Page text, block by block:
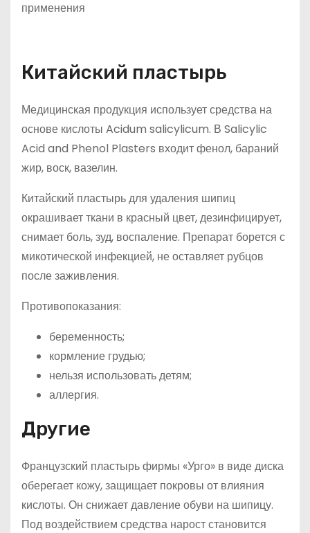
Китайский пластырь
Медицинская продукция использует средства на
основе кислоты Acidum salicylicum. В Salicylic
Acid and Phenol Plasters входит фенол, бараний
жир, воск, вазелин.
Китайский пластырь для удаления шипиц
окрашивает ткани в красный цвет, дезинфицирует,
снимает боль, зуд, воспаление. Препарат борется с
микотической инфекцией, не оставляет рубцов
после заживления.
Противопоказания:
беременность;
кормление грудью;
нельзя использовать детям;
аллергия.
Другие
Французский пластырь фирмы «Урго» в виде диска
оберегает кожу, защищает покровы от влияния
кислоты. Он снижает давление обуви на шипицу.
Под воздействием средства нарост становится